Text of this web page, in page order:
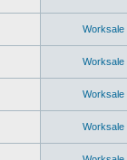
Worksale
Worksale
Worksale
Worksale